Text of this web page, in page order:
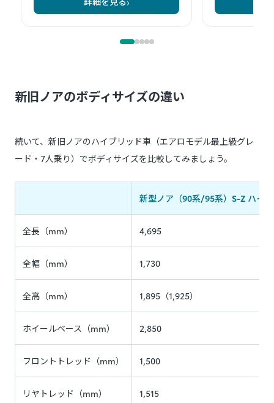
新旧ノアのボディサイズの違い
続いて、新旧ノアのハイブリッド車（エアロモデル最上級グレ
ード・7人乗り）でボディサイズを比較してみましょう。
新型ノア（90系/95系）S-Z ハイ
全長（mm） 4,695
全幅（mm） 1,730
全高（mm） 1,895（1,925）
ホイールベース（mm） 2,850
フロントトレッド（mm） 1,500
リヤトレッド（mm） 1,515